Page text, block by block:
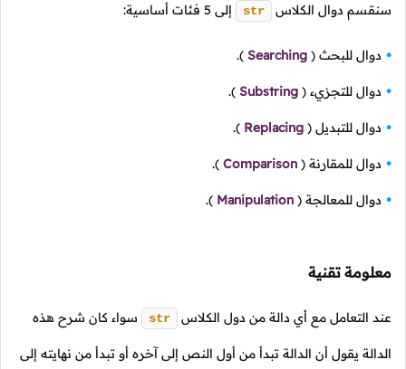
سنقسم دوال الكلاس str إلى 5 فئات أساسية:
دوال للبحث (
Searching
).
دوال للتجزيء (
Substring
).
دوال للتبديل (
Replacing
).
دوال للمقارنة (
Comparison
).
دوال للمعالجة (
Manipulation
).
معلومة تقنية
عند التعامل مع أي دالة من دول الكلاس str سواء كان شرح هذه
الدالة يقول أن الدالة تبدأ من أول النص إلى آخره أو تبدأ من نهايته إلى